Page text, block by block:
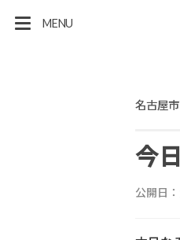
MENU
名古屋
今
公開日：